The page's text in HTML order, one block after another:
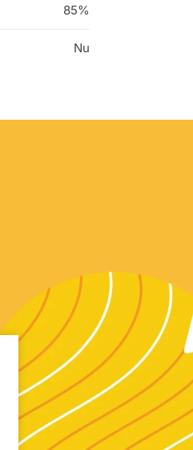
85%
Nu